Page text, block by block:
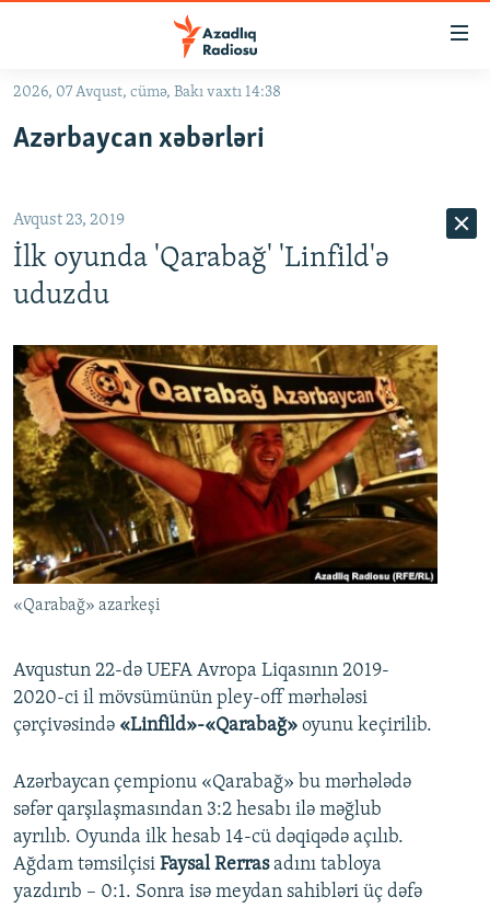
Əsas
qayıt
qayıt
Axtarışa
#ƏSLINDƏ
FƏRQƏ BAX
ARAŞDIRMA
MULTIMEDIA
VIDEO
FOTOQALEREYA
İNFOQRAFIKA
KARIKATURA
RADIO ARXIV
OXU ZALI
AZƏRBAYCAN ƏDƏBIYYATI KITABXANASI
İSLAM VƏ DEMOKRATIYA
HAQQIMIZDA
MISSIYAMIZ
PEŞƏ ETIKASI VƏ JURNALISTIKA STANDARTLARIMIZ
BIZIMLƏ ƏLAQƏ
XƏBƏR BÜLLETENLƏRIMIZ
BIZI IZLƏ
2026, 07 Avqust, cümə, Bakı vaxtı 14:38
Azərbaycan xəbərləri
Avqust 23, 2019
İlk oyunda 'Qarabağ' 'Linfild'ə
uduzdu
«Qarabağ» azarkeşi
Avqustun 22-də UEFA Avropa Liqasının 2019-
2020-ci il mövsümünün pley-off mərhələsi
çərçivəsində «Linfild»-«Qarabağ» oyunu keçirilib.
Azərbaycan çempionu «Qarabağ» bu mərhələdə
səfər qarşılaşmasından 3:2 hesabı ilə məğlub
ayrılıb. Oyunda ilk hesab 14-cü dəqiqədə açılıb.
Ağdam təmsilçisi Faysal Rerrasadını tabloya
yazdırıb – 0:1. Sonra isə meydan sahibləri üç dəfə